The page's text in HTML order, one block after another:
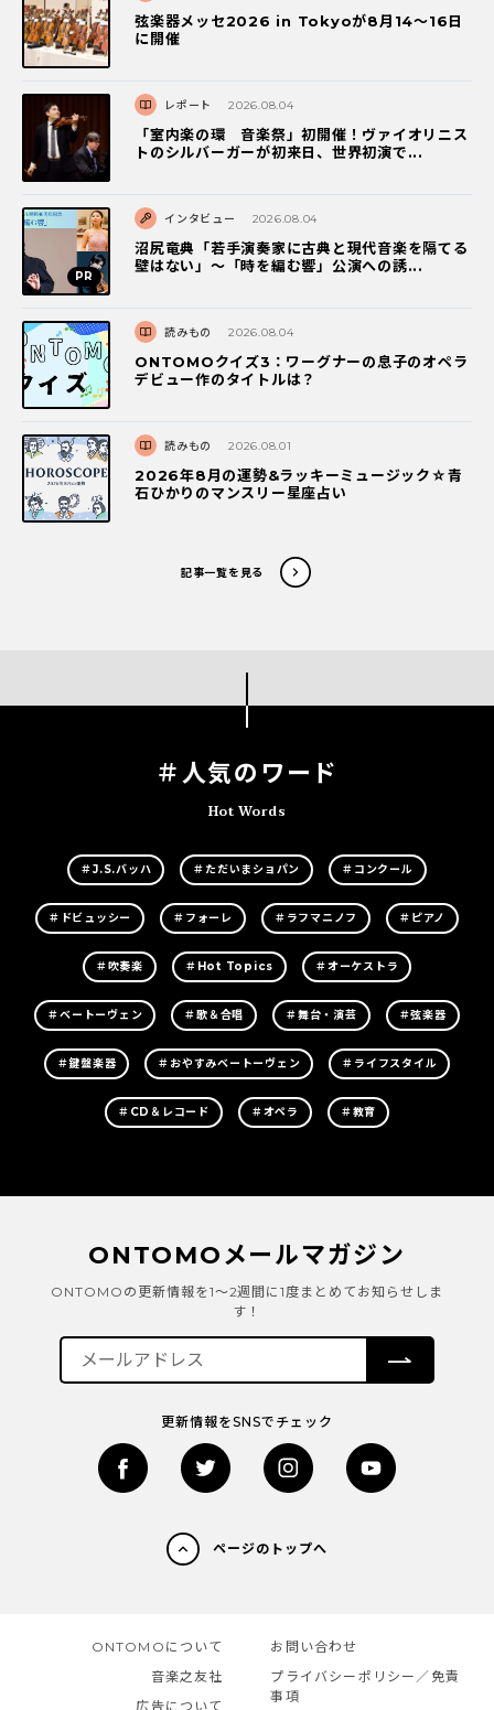
弦楽器メッセ2026 in Tokyoが8月14～16日
に開催
レポート 2026.08.04
「室内楽の環 音楽祭」初開催！ヴァイオリニス
トのシルバーガーが初来日、世界初演で...
インタビュー 2026.08.04
沼尻竜典「若手演奏家に古典と現代音楽を隔てる
壁はない」～「時を編む響」公演への誘...
読みもの 2026.08.04
ONTOMOクイズ3：ワーグナーの息子のオペラ
デビュー作のタイトルは？
読みもの 2026.08.01
2026年8月の運勢&ラッキーミュージック☆青
石ひかりのマンスリー星座占い
記事一覧を見る
＃人気のワード
Hot Words
＃J.S.バッハ ＃ただいまショパン ＃コンクール
＃ドビュッシー ＃フォーレ ＃ラフマニノフ ＃ピアノ
＃吹奏楽 ＃Hot Topics ＃オーケストラ
＃ベートーヴェン ＃歌＆合唱 ＃舞台・演芸 ＃弦楽器
＃鍵盤楽器 ＃おやすみベートーヴェン ＃ライフスタイル
＃CD＆レコード ＃オペラ ＃教育
ONTOMOメールマガジン
ONTOMOの更新情報を1～2週間に1度まとめてお知らせしま
す！
更新情報をSNSでチェック
ページのトップへ
ONTOMOについて
音楽之友社
広告について
お問い合わせ
プライバシーポリシー／免責
事項